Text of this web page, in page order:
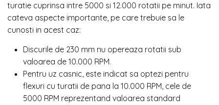
turatie cuprinsa intre 5000 si 12.000 rotatii pe minut. Iata
cateva aspecte importante, pe care trebuie sa le
cunosti in acest caz:
Discurile de 230 mm nu opereaza rotatii sub
valoarea de 10.000 RPM.
Pentru uz casnic, este indicat sa optezi pentru
flexuri cu turatii de pana la 10.000 RPM, cele de
5000 RPM reprezentand valoarea standard